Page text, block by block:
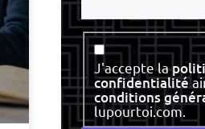
Consentement
J'accepte la
confidentialité
conditions
lupourtoi.com.